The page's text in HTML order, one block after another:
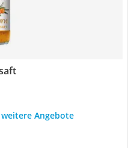
Angebote